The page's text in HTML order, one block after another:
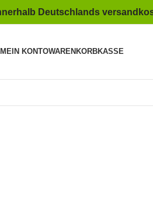
Deutschlands
MEIN KONTOWARENKORBKASSE
enlarge